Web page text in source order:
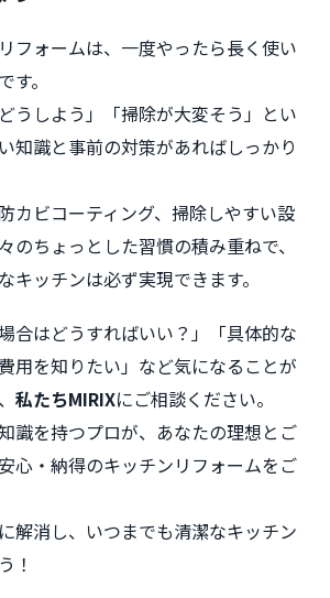
フォームは、一度やったら長く使い
。
うしよう」「掃除が大変そう」とい
知識と事前の対策があればしっかり
カビコーティング、掃除しやすい設
のちょっとした習慣の積み重ねで、
キッチンは必ず実現できます。
合はどうすればいい？」「具体的な
用を知りたい」など気になることが
私たちMIRIXにご相談ください。
識を持つプロが、あなたの理想とご
心・納得のキッチンリフォームをご
解消し、いつまでも清潔なキッチン
！